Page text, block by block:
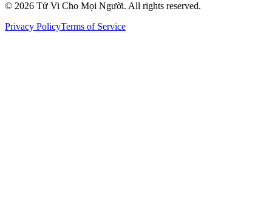
© 2026 Tử Vi Cho Mọi Người. All rights reserved.
Privacy PolicyTerms of Service